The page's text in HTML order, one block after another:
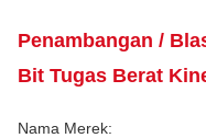
Penambangan /
Bit Tugas Berat
Nama Merek: